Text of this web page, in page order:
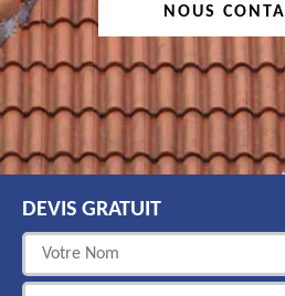
NOUS
DEVIS GRATUIT